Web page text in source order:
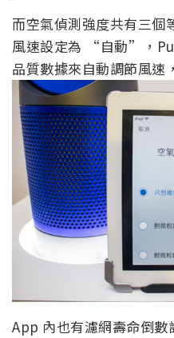
而空氣偵測強度共有三個
風速設定為 “自動”，
品質數據來自動調節風速
App 內也有濾網壽命倒數